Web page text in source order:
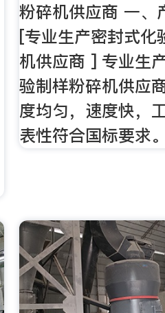
粉碎机供应商 一、
[专业生产密封式化
机供应商 ] 专业生
验制样粉碎机供应
度均匀，速度快，
表性符合国标要求